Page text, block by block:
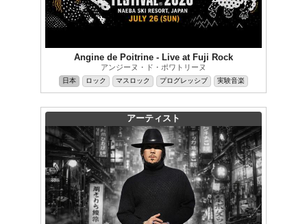
Angine de Poitrine - Live at Fuji Rock
アンジーヌ・ド・ポワトリーヌ
日本 ロック マスロック プログレッシブ 実験音楽
アーティスト